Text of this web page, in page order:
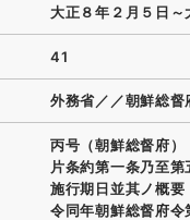
大正８年２月５日～
41
外務省／／朝鮮総督
丙号（朝鮮総督府
片条約第一条乃至第
施行期日並其ノ概
令同年朝鮮総督府